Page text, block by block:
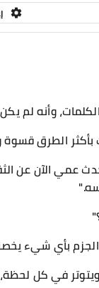
وأنه لم
الطرق
عمي الآن عن
بأي شيء
في كل